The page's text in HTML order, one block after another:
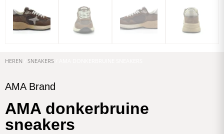
HEREN SNEAKERS
AMA Brand
AMA donkerbruine
sneakers